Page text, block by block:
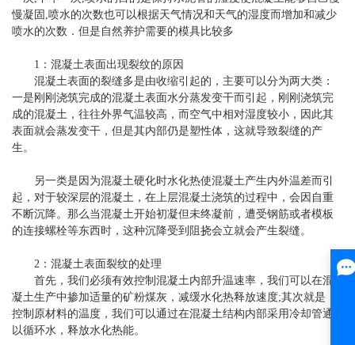
慢凝固,喷水的次数也可以根据天气情况和天气的湿度而增加和减少
喷水的次数．但是自然养护需要的模具比较多
1：混凝土表面出现裂纹的原因
混凝土表面的裂缝多是由收缩引起的，主要可以分为两大类：
一是刚刚浇筑完成的混凝土表面水分蒸发变干而引起，刚刚浇筑完
成的混凝土，往往外界气温较高，而空气中相对湿度较小，因此其
表面就会蒸发变干，但是其内部仍是塑性体，这就导致裂缝的产
生。
另一类是因为混凝土硬化时水化热使混凝土产生内外温差而引
起，对于较深层的混凝土，在上层混凝土浇筑的过程中，会因自重
不断沉降。那么当混凝土开始初凝但未终凝前，遭受钢筋或者模板
的连接螺栓等东西时，这种沉降受到阻挠会立就会产生裂缝。
2：混凝土表面裂纹的处理
首先，我们必须有效控制混凝土内部升温速率，我们可以在混
凝土生产中掺加适量的矿粉煤灰，减缓水化热释放速度;其次就是，
控制原材料的温度，我们可以通过在混凝土结构内部采用冷却管通
以循环水，释放水化热能。